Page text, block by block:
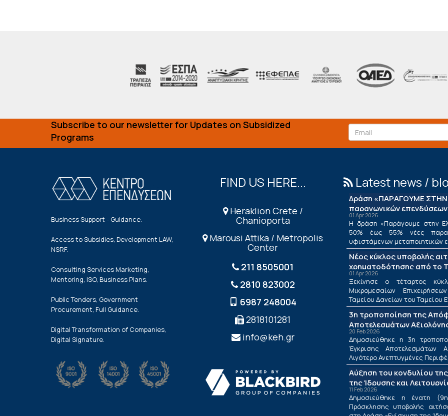
Subscribe to our newsletter for Updates on Subsidized
Programs
Business Support - Guidance.
Access to Subsidies, Development LAW,
NSRF.
Consulting Services Marketing,
Mentoring, ISO, Business Plans.
Public Tenders, Government
Procurement, Full Guidance.
Digital Transformation of Companies,
Digital Signature.
FIND US HERE...
Heraklion Crete /
Chanioporta
Marousi Attika / Metropolis
Center
211 8505001
2810 823002
6987 248004
2818101281
info@keh.gr
Latest news /
Δράση «ΠΑΡΑΓΟΥΜΕ ΣΤΗΝ
παραγωγικών
01 Apr 2026
Η δράση «Παράγουμε στην
50% έως 55% νέες
υφιστάμενων μεταποιητικών
Νέος κύκλος υποβολής
χρηματοδότησης από το
ΤΕΠΙΧ ΙΙΙ
01 Apr 2026
Ξεκίνησε ο τέταρτος
Μικρομεσαίων
Ταμείου Δανείων του Ταμείου
3η τροποποίηση της
Αποτελεσμάτων
Λιγότερο Ανεπτυγμένες
τις Περιφέρειες
Δράσης «Ενίσχυση της
Λειτουργίας Νέων
Τουριστικών
20 Feb 2026
Δημοσιεύθηκε η 3η
Έγκρισης Αποτελεσμάτων
Λιγότερο Ανεπτυγμένες
Αύξηση του κονδυλίου
της Ίδρυσης και
Μικρομεσαίων
11 Feb 2026
Δημοσιεύθηκε η ένατη
Πρόσκλησης υποβολής